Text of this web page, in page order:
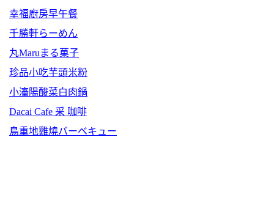
幸福廚房早午餐
千勝軒らーめん
丸Maruまる菓子
珍品小吃芋頭米粉
小瀋陽酸菜白肉鍋
Dacai Cafe 采 咖啡
鳥重地雞燒バーベキュー